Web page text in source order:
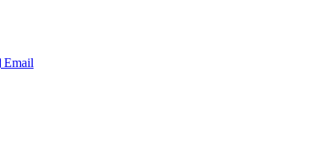
Email